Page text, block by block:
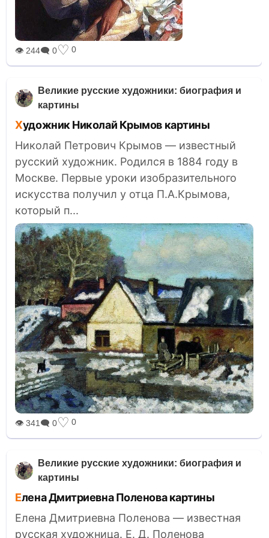
👁 244🗨 0♡ 0
Великие русские художники: биография и
картины
Художник Николай Крымов картины
Николай Петрович Крымов — известный
русский художник. Родился в 1884 году в
Москве. Первые уроки изобразительного
искусства получил у отца П.А.Крымова,
который п...
👁 341 🗨 0♡ 0
Великие русские художники: биография и
картины
Елена Дмитриевна Поленова картины
Елена Дмитриевна Поленова — известная
русская художница. Е. Д. Поленова